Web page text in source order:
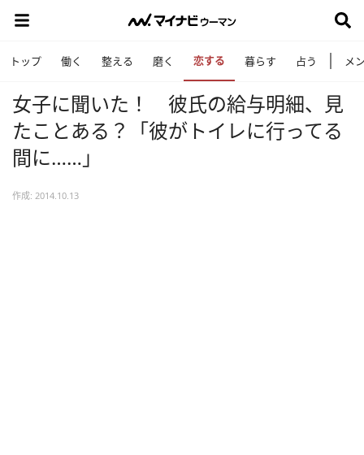
トップ 働く 整える 磨く 恋する 暮らす 占う メ
女子に聞いた！ 彼氏の給与明細、見
たことある？「彼がトイレに行ってる
間に……」
作成: 2014.10.13